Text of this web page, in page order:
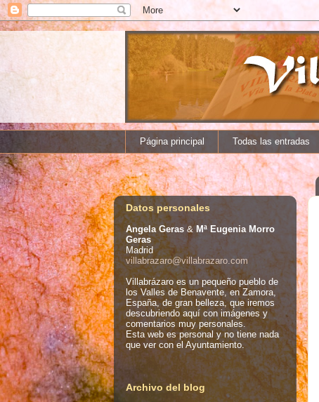
Página principal Todas las entradas
Datos personales
Angela Geras & Mª Eugenia Morro
Geras
Madrid
villabrazaro@villabrazaro.com
Villabrázaro es un pequeño pueblo de
los Valles de Benavente, en Zamora,
España, de gran belleza, que iremos
descubriendo aquí con imágenes y
comentarios muy personales.
Esta web es personal y no tiene nada
que ver con el Ayuntamiento.
Archivo del blog